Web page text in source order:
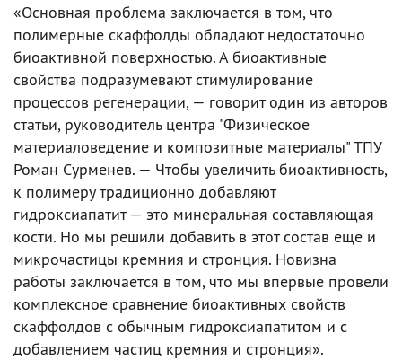
«Основная проблема заключается в том, что
полимерные скаффолды обладают недостаточно
биоактивной поверхностью. А биоактивные
свойства подразумевают стимулирование
процессов регенерации, — говорит один из авторов
статьи, руководитель центра "Физическое
материаловедение и композитные материалы" ТПУ
Роман Сурменев. — Чтобы увеличить биоактивность,
к полимеру традиционно добавляют
гидроксиапатит — это минеральная составляющая
кости. Но мы решили добавить в этот состав еще и
микрочастицы кремния и стронция. Новизна
работы заключается в том, что мы впервые провели
комплексное сравнение биоактивных свойств
скаффолдов с обычным гидроксиапатитом и с
добавлением частиц кремния и стронция».